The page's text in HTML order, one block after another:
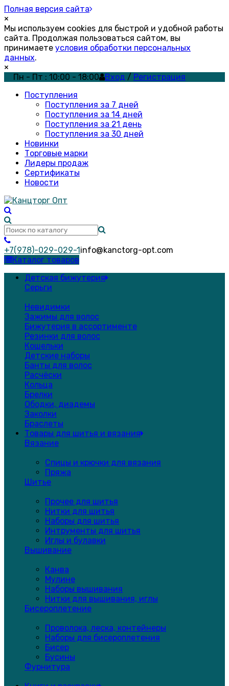
Полная версия сайта
×
Мы используем cookies для быстрой и удобной работы
сайта. Продолжая пользоваться сайтом, вы
принимаете условия обработки персональных
данных.
×
Пн - Пт : 10:00 - 18:00
Вход / Регистрация
Поступления
Поступления за 7 дней
Поступления за 14 дней
Поступления за 21 день
Поступления за 30 дней
Новинки
Торговые марки
Лидеры продаж
Сертификаты
Новости
+7(978)-029-029-1info@kanctorg-opt.com
Каталог товаров
Детская бижутерия
Серьги
Невидимки
Зажимы для волос
Бижутерия в ассортименте
Резинки для волос
Кошельки
Детские наборы
Банты для волос
Расчёски
Кольца
Брелки
Ободки, диадемы
Заколки
Браслеты
Товары для шитья и вязания
Вязание
Спицы и крючки для вязания
Пряжа
Шитье
Прочее для шитья
Нитки для шитья
Наборы для шитья
Интрументы для шитья
Иглы и булавки
Вышивание
Канва
Мулине
Наборы вышивания
Нитки для вышивания, иглы
Бисероплетение
Проволока, леска, контейнеры
Наборы для бисероплетения
Бисер
Бусины
Фурнитура